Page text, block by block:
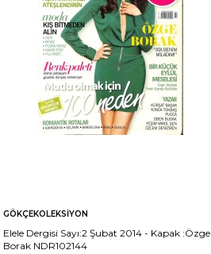
GÖKÇEKOLEKSIYON
Elele Dergisi Sayı:2 Şubat 2014 - Kapak :Özge
Borak NDR102144